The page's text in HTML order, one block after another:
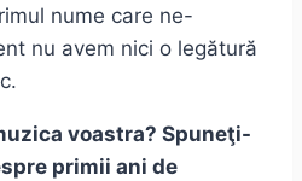
nume care ne-
nu avem nici o legătură
voastra? Spuneţi-
primii ani de